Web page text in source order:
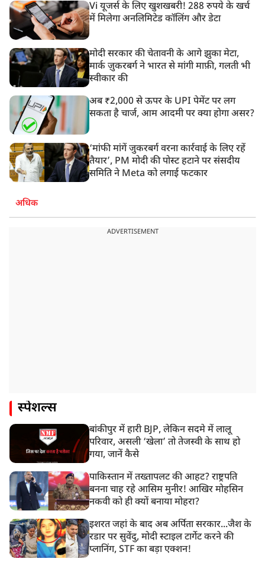
Vi यूजर्स के लिए खुशखबरी! 288 रुपये के खर्च
में मिलेगा अनलिमिटेड कॉलिंग और डेटा
मोदी सरकार की चेतावनी के आगे झुका मेटा,
मार्क ज़ुकरबर्ग ने भारत से मांगी माफ़ी, गलती भी
स्वीकार की
अब ₹2,000 से ऊपर के UPI पेमेंट पर लग
सकता है चार्ज, आम आदमी पर क्या होगा असर?
‘मांफी मांगें जुकरबर्ग वरना कार्रवाई के लिए रहें
तैयार’, PM मोदी की पोस्ट हटाने पर संसदीय
समिति ने Meta को लगाई फटकार
अधिक
ADVERTISEMENT
स्पेशल्स
बांकीपुर में हारी BJP, लेकिन सदमे में लालू
परिवार, असली ‘खेला’ तो तेजस्वी के साथ हो
गया, जानें कैसे
पाकिस्तान में तख्तापलट की आहट? राष्ट्रपति
बनना चाह रहे आसिम मुनीर! आखिर मोहसिन
नकवी को ही क्यों बनाया मोहरा?
इशरत जहां के बाद अब अर्पिता सरकार...जैश के
रडार पर सुवेंदु, मोदी स्टाइल टार्गेट करने की
प्लानिंग, STF का बड़ा एक्शन!